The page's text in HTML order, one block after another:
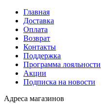
Главная
Доставка
Оплата
Возврат
Контакты
Поддержка
Программа лояльности
Акции
Подписка на новости
Адреса магазинов